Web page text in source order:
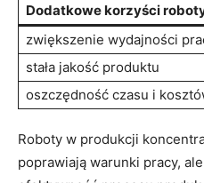
Dodatkowe korzyści
zwiększenie wydajności​
stała⁣ jakość ‍produktu
oszczędność czasu i
Roboty ‌w ⁢produkcji‌
poprawiają warunki pracy,